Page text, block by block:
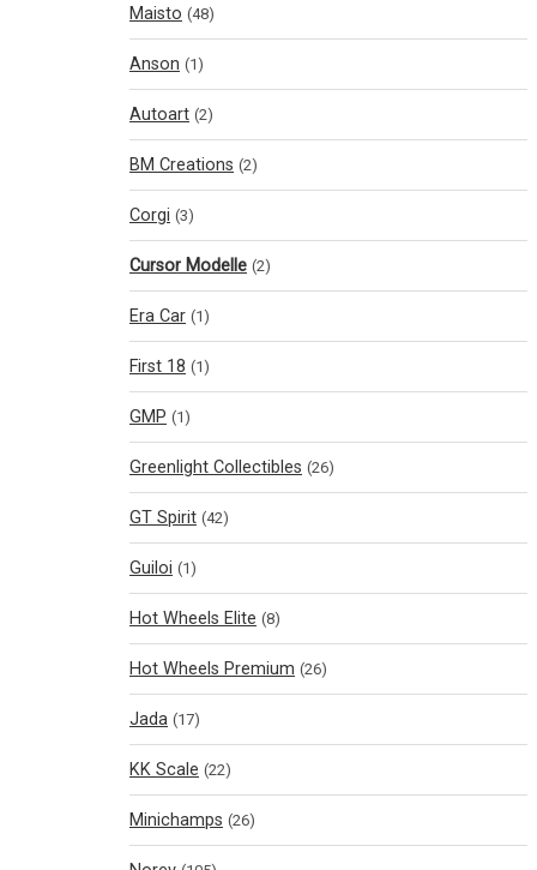
Maisto (48)
Anson (1)
Autoart (2)
BM Creations (2)
Corgi (3)
Cursor Modelle (2)
Era Car (1)
First 18 (1)
GMP (1)
Greenlight Collectibles (26)
GT Spirit (42)
Guiloi (1)
Hot Wheels Elite (8)
Hot Wheels Premium (26)
Jada (17)
KK Scale (22)
Minichamps (26)